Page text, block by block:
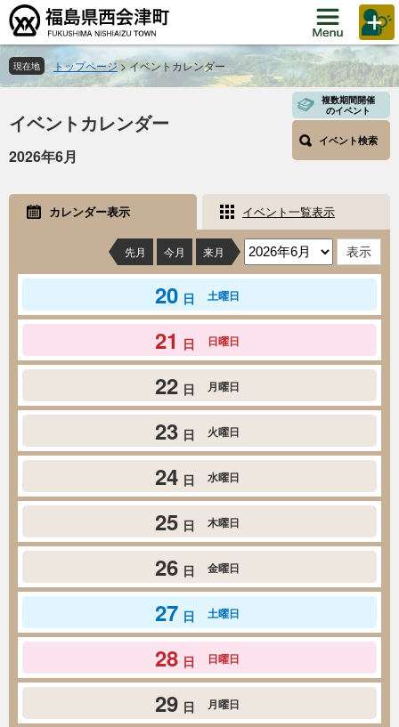
ペ
ー
ジ
の
先
で
メ
ニ
ュ
ー
を
ば
て
文
現在地 トップページ >イベントカレンダー
文
イベントカレンダー
複数期間開催
のイベント
イベント検索
2026年6月
カレンダー表示 イベント一覧表示
先月 今月 来月
20 日 土曜日
21 日 日曜日
22 日 月曜日
23 日 火曜日
24 日 水曜日
25 日 木曜日
26 日 金曜日
27 日 土曜日
28 日 日曜日
29 日 月曜日